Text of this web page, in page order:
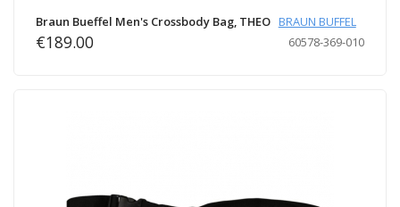
Braun Bueffel Men's Crossbody Bag, THEO BRAUN BUFFEL
60578-369-010
€189.00